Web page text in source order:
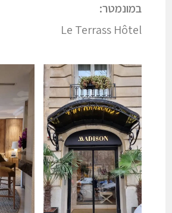
במונמטר:
Le Terrass Hôtel